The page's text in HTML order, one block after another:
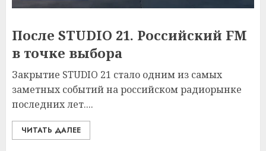
После STUDIO 21. Российский FM
в точке выбора
Закрытие STUDIO 21 стало одним из самых
заметных событий на российском радиорынке
последних лет....
ЧИТАТЬ ДАЛЕЕ